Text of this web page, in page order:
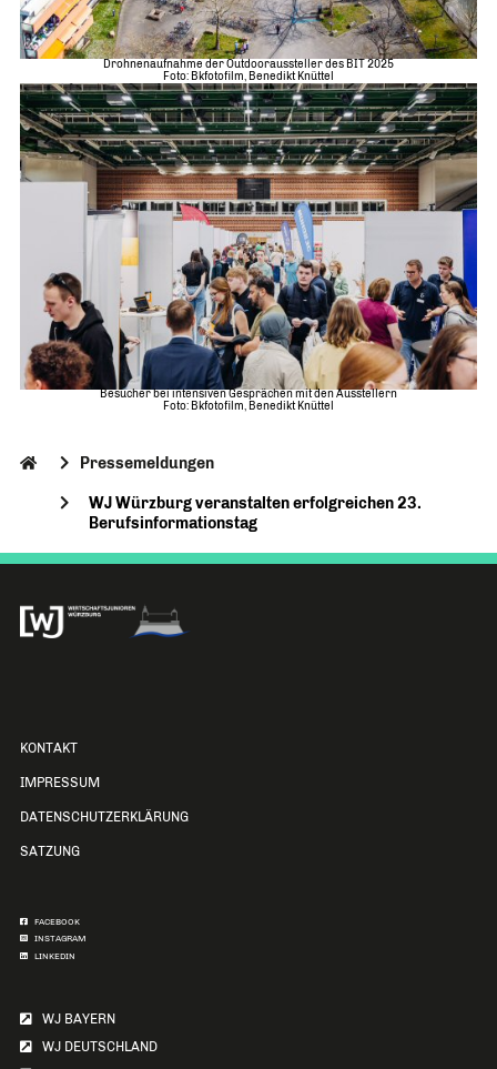
Drohnenaufnahme der Outdooraussteller des BIT 2025
Foto: Bkfotofilm, Benedikt Knüttel
Besucher bei intensiven Gesprächen mit den Ausstellern
Foto: Bkfotofilm, Benedikt Knüttel
Pressemeldungen
WJ Würzburg veranstalten erfolgreichen 23.
Berufsinformationstag
KONTAKT
IMPRESSUM
DATENSCHUTZERKLÄRUNG
SATZUNG
FACEBOOK
INSTAGRAM
LINKEDIN
WJ BAYERN
WJ DEUTSCHLAND